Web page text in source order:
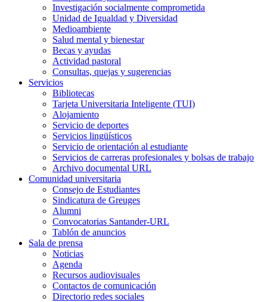
Investigación socialmente comprometida
Unidad de Igualdad y Diversidad
Medioambiente
Salud mental y bienestar
Becas y ayudas
Actividad pastoral
Consultas, quejas y sugerencias
Servicios
Bibliotecas
Tarjeta Universitaria Inteligente (TUI)
Alojamiento
Servicio de deportes
Servicios lingüísticos
Servicio de orientación al estudiante
Servicios de carreras profesionales y bolsas de trabajo
Archivo documental URL
Comunidad universitaria
Consejo de Estudiantes
Sindicatura de Greuges
Alumni
Convocatorias Santander-URL
Tablón de anuncios
Sala de prensa
Noticias
Agenda
Recursos audiovisuales
Contactos de comunicación
Directorio redes sociales